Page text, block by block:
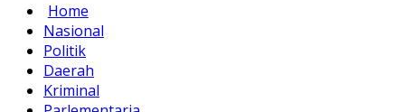
Home
Nasional
Politik
Daerah
Kriminal